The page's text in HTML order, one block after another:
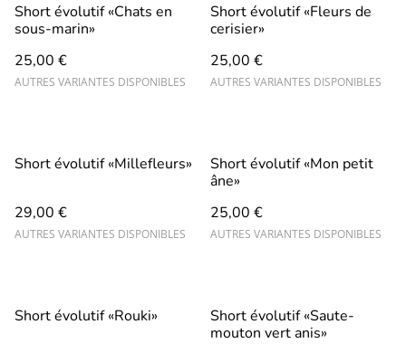
Short évolutif «Chats en
sous-marin»
25,00 €
AUTRES VARIANTES DISPONIBLES
Short évolutif «Fleurs de
cerisier»
25,00 €
AUTRES VARIANTES DISPONIBLES
Short évolutif «Millefleurs»
29,00 €
AUTRES VARIANTES DISPONIBLES
Short évolutif «Mon petit
âne»
25,00 €
AUTRES VARIANTES DISPONIBLES
Short évolutif «Rouki»
Short évolutif «Saute-
mouton vert anis»